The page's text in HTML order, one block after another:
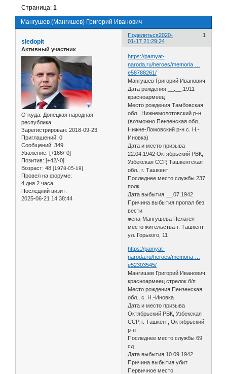
Мангушев (Мангишев) Григорий Иванович
Страница:1
Поделиться 1
2020-
01-17 21:29:24
sledopit
Активный участник
Откуда: Донецкая народная
республика
Зарегистрирован: 2018-09-23
Приглашений: 0
Сообщений: 349
Уважение: [+166/-0]
Позитив: [+42/-0]
Возраст: 48 [1978-05-19]
Провел на форуме:
4 дня 2 часа
Последний визит:
2025-06-21 14:38:44
https://pamyat-
naroda.ru/heroes/memoria …
e58788261/
Мангушев Григорий Иванович
Дата рождения __.__.1911
красноармеец
Место рождения Тамбовская
обл., Нижнемолотовский р-н
(возможно Пензенская обл.,
Нижне-Ломовский р-н с. Н.-
Иновка)
Дата и место призыва
22.04.1942 Октябрьский РВК,
Узбекская ССР, Ташкентская
обл., г. Ташкент
Последнее место службы 237
полк
Дата выбытия __.07.1942
Причина выбытия пропал без
вести
жена-Мангушева Пелагея
место жительства-г. Ташкент
ул. Горького, 11
https://pamyat-
naroda.ru/heroes/memoria …
e52303545/
Мангишев Григорий Иванович
красноармеец стрелок б/п
Место рождения Пензенская
обл., с. Н.-Иновка
Дата и место призыва
Октябрьский РВК, Узбекская
ССР, г. Ташкент, Октябрьский
р-н
Последнее место службы 69
сд
Дата выбытия 10.09.1942
Причина выбытия убит
Первичное место